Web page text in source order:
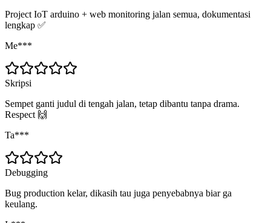
Project IoT arduino + web monitoring jalan semua, dokumentasi
lengkap ✅
Me***
Skripsi
Sempet ganti judul di tengah jalan, tetap dibantu tanpa drama.
Respect 🙌
Ta***
Debugging
Bug production kelar, dikasih tau juga penyebabnya biar ga
keulang.